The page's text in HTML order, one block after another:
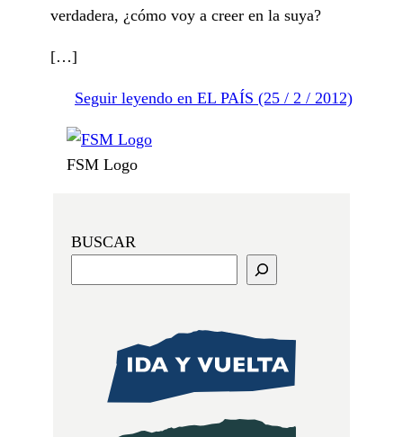
verdadera, ¿cómo voy a creer en la suya?
[…]
Seguir leyendo en EL PAÍS (25 / 2 / 2012)
FSM Logo
BUSCAR